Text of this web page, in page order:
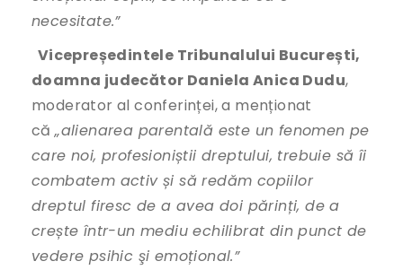
necesitate.”
Vicepreședintele Tribunalului București,
doamna judecător Daniela Anica Dudu,
moderator al conferinței, a menționat
că„alienarea parentală este un fenomen pe
care noi, profesioniștii dreptului, trebuie să îi
combatem activ și să redăm copiilor
dreptul firesc de a avea doi părinți, de a
crește într-un mediu echilibrat din punct de
vedere psihic şi emoțional.”